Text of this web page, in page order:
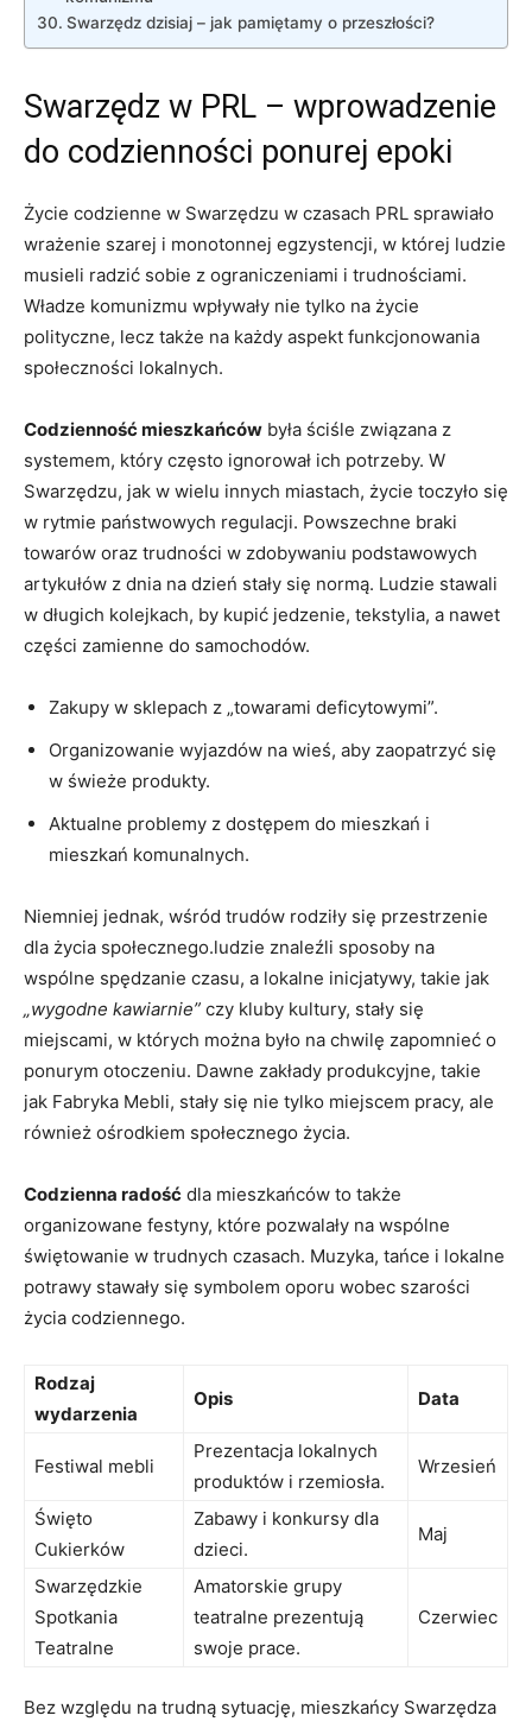
Swarzędz dzisiaj – jak pamiętamy o przeszłości?
Swarzędz w PRL – wprowadzenie
do codzienności ponurej epoki
Życie codzienne w Swarzędzu w czasach PRL sprawiało
wrażenie szarej i monotonnej egzystencji, w której ludzie
musieli radzić sobie z ograniczeniami i trudnościami.
Władze komunizmu wpływały nie tylko na życie
polityczne, lecz także na każdy aspekt funkcjonowania
społeczności lokalnych.
Codzienność mieszkańców była ściśle związana z
systemem, który często ignorował ich potrzeby. W
Swarzędzu, jak w wielu innych miastach, życie toczyło się
w rytmie państwowych regulacji. Powszechne braki
towarów oraz trudności w zdobywaniu podstawowych
artykułów z dnia na dzień stały się normą. Ludzie stawali
w długich kolejkach, by kupić jedzenie, tekstylia, a nawet
części zamienne do samochodów.
Zakupy w sklepach z „towarami deficytowymi”.
Organizowanie wyjazdów na wieś, aby zaopatrzyć się
w świeże produkty.
Aktualne problemy z dostępem do mieszkań i
mieszkań komunalnych.
Niemniej jednak, wśród trudów rodziły się przestrzenie
dla życia społecznego.ludzie znaleźli sposoby na
wspólne spędzanie czasu, a lokalne inicjatywy, takie jak
„wygodne kawiarnie” czy kluby kultury, stały się
miejscami, w których można było na chwilę zapomnieć o
ponurym otoczeniu. Dawne zakłady produkcyjne, takie
jak Fabryka Mebli, stały się nie tylko miejscem pracy, ale
również ośrodkiem społecznego życia.
Codzienna radość dla mieszkańców to także
organizowane festyny, które pozwalały na wspólne
świętowanie w trudnych czasach. Muzyka, tańce i lokalne
potrawy stawały się symbolem oporu wobec szarości
życia codziennego.
Rodzaj
wydarzenia
Opis Data
Festiwal mebli
Prezentacja lokalnych
produktów i rzemiosła.
Wrzesień
Święto
Cukierków
Zabawy i konkursy dla
dzieci.
Maj
Swarzędzkie
Spotkania
Teatralne
Amatorskie grupy
teatralne prezentują
swoje prace.
Czerwiec
Bez względu na trudną sytuację, mieszkańcy Swarzędza